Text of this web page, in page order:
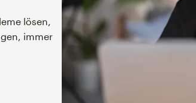
lösen,
immer